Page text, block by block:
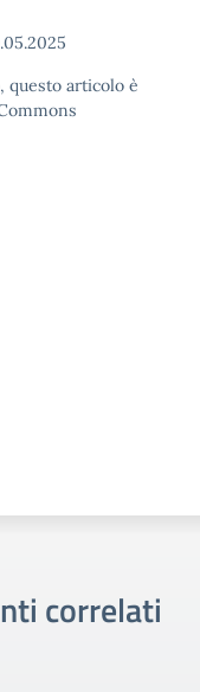
questo articolo è
correlati